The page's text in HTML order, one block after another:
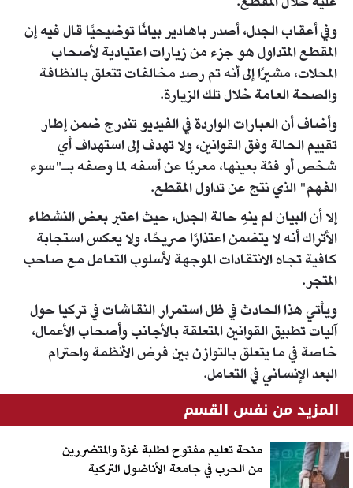
وفي أعقاب الجدل، أصدر باهادير بيانًا توضيحيًا قال فيه إن
المقطع المتداول هو جزء من زيارات اعتيادية لأصحاب
المحلات، مشيرًا إلى أنه تم رصد مخالفات تتعلق بالنظافة
والصحة العامة خلال تلك الزيارة.
وأضاف أن العبارات الواردة في الفيديو تندرج ضمن إطار
تقييم الحالة وفق القوانين، ولا تهدف إلى استهداف أي
شخص أو فئة بعينها، معربًا عن أسفه لما وصفه بـ"سوء
الفهم" الذي نتج عن تداول المقطع.
إلا أن البيان لم ينهِ حالة الجدل، حيث اعتبر بعض النشطاء
الأتراك أنه لا يتضمن اعتذارًا صريحًا، ولا يعكس استجابة
كافية تجاه الانتقادات الموجهة لأسلوب التعامل مع صاحب
المتجر.
ويأتي هذا الحادث في ظل استمرار النقاشات في تركيا حول
آليات تطبيق القوانين المتعلقة بالأجانب وأصحاب الأعمال،
خاصة في ما يتعلق بالتوازن بين فرض الأنظمة واحترام
البعد الإنساني في التعامل.
المزيد من نفس القسم
منحة تعليم مفتوح لطلبة غزة والمتضررين
من الحرب في جامعة الأناضول التركية